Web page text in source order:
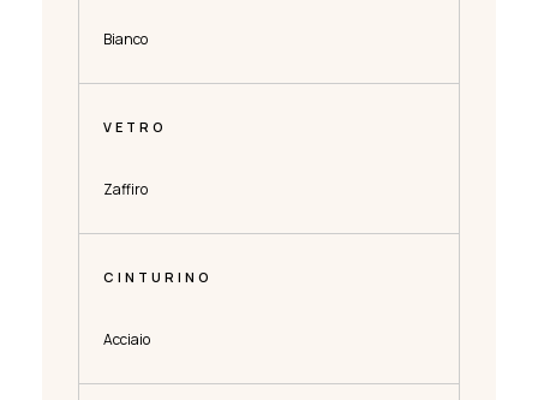
Bianco
VETRO
Zaffiro
CINTURINO
Acciaio